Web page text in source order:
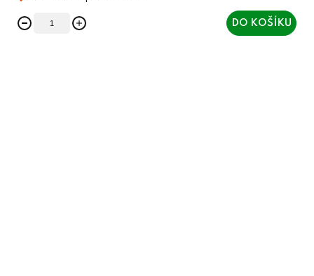
DO KOŠÍKU